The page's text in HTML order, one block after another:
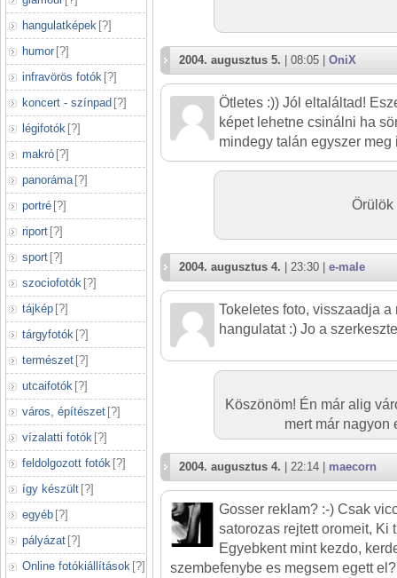
hangulatképek [?]
humor [?]
infravörös fotók [?]
koncert - színpad [?]
légifotók [?]
makró [?]
panoráma [?]
portré [?]
riport [?]
sport [?]
szociofotók [?]
tájkép [?]
tárgyfotók [?]
természet [?]
utcaifotók [?]
város, építészet [?]
vízalatti fotók [?]
feldolgozott fotók [?]
így készült [?]
egyéb [?]
pályázat [?]
Online fotókiállítások [?]
2004. augusztus 5. | 08:05 | OniX
Ötletes :)) Jól eltaláltad!
képet lehetne csinálni ha
mindegy talán egyszer meg
Örülök
2004. augusztus 4. | 23:30 | e-male
Tokeletes foto, visszaadja
hangulatat :) Jo a
Köszönöm! Én már alig
mert már nagyon
2004. augusztus 4. | 22:14 | maecorn
Gosser reklam? :-) Csak
satorozas rejtett oromeit, Ki
Egyebkent mint kezdo,
szembefenybe es megsem egett